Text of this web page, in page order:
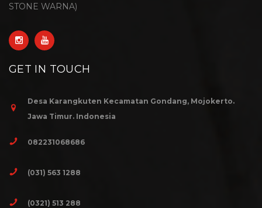
STONE WARNA)
GET IN TOUCH
Desa Karangkuten Kecamatan Gondang, Mojokerto.
Jawa Timur. Indonesia
082231068686
(031) 563 1288
(0321) 513 288